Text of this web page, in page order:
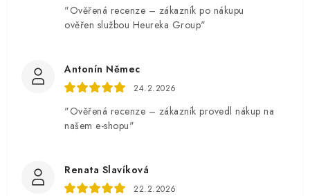
"Ověřená recenze – zákazník po nákupu
ověřen službou Heureka Group"
Antonín Němec
24.2.2026
"Ověřená recenze – zákazník provedl nákup na
našem e-shopu"
Renata Slavíková
22.2.2026